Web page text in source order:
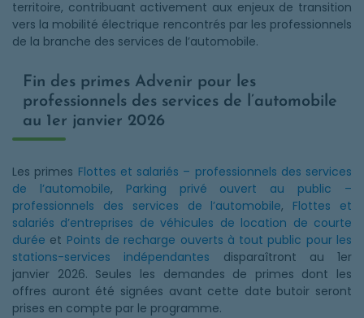
territoire, contribuant activement aux enjeux de transition
vers la mobilité électrique rencontrés par les professionnels
de la branche des services de l’automobile.
Fin des primes Advenir pour les
professionnels des services de l’automobile
au 1er janvier 2026
Les primes Flottes et salariés – professionnels des services
de l’automobile, Parking privé ouvert au public –
professionnels des services de l’automobile, Flottes et
salariés d’entreprises de véhicules de location de courte
durée et Points de recharge ouverts à tout public pour les
stations-services indépendantes disparaîtront au 1er
janvier 2026. Seules les demandes de primes dont les
offres auront été signées avant cette date butoir seront
prises en compte par le programme.